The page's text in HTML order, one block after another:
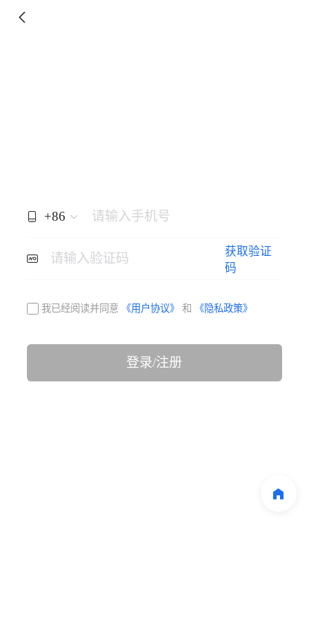
+86 请输入手机号
请输入验证码
获取验证
码
我已经阅读并同意 《用户协议》 和 《隐私政策》
登录/注册